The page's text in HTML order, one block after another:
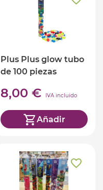
Plus Plus glow tubo
de 100 piezas
8,00 € IVA incluido
Añadir